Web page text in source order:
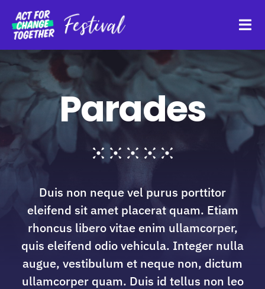
Skip
content
About
Watch Back
Organisations
Funders
Register Interest
Parades
Duis non neque vel purus porttitor
eleifend sit amet placerat quam. Etiam
rhoncus libero vitae enim ullamcorper,
quis eleifend odio vehicula. Integer nulla
augue, vestibulum et neque non, dictum
ullamcorper quam. Duis id tellus non leo